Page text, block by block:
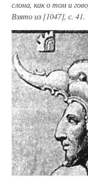
слона, как о том и
Взято из [1047], с. 41.